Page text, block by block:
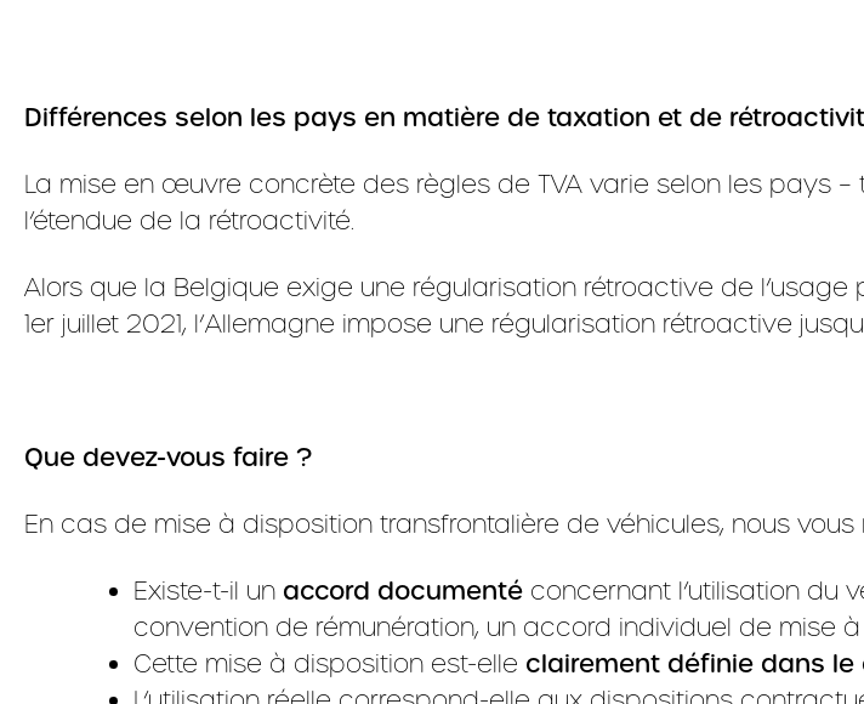
Différences selon les pays en matière de taxation et de
La mise en œuvre concrète des règles de TVA varie selon les pays
l’étendue de la rétroactivité.
Alors que la Belgique exige une régularisation rétroactive de
1er juillet 2021, l’Allemagne impose une régularisation rétroactive
Que devez-vous faire ?
En cas de mise à disposition transfrontalière de véhicules, nous
Existe-t-il un accord documenté concernant l’utilisation du
convention de rémunération, un accord individuel de mise
Cette mise à disposition est-elle clairement définie dans